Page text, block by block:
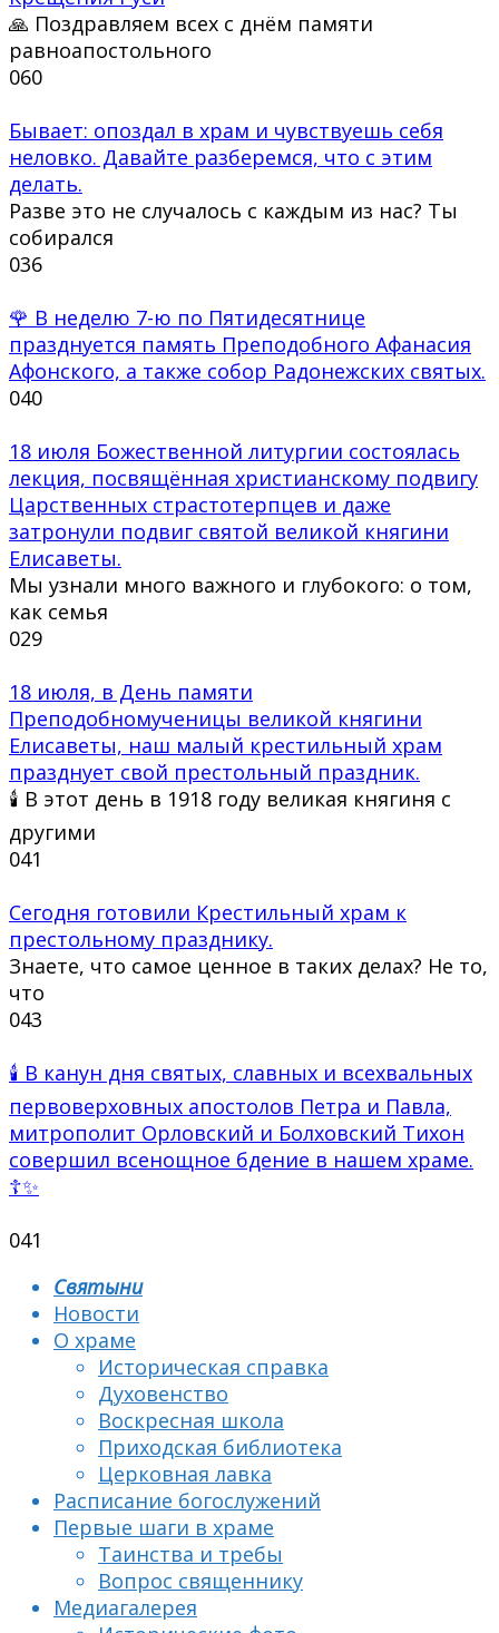
🙏 Поздравляем всех с днём памяти
равноапостольного
060
Бывает: опоздал в храм и чувствуешь себя
неловко. Давайте разберемся, что с этим
делать.
Разве это не случалось с каждым из нас? Ты
собирался
036
🌹 В неделю 7-ю по Пятидесятнице
празднуется память Преподобного Афанасия
Афонского, а также собор Радонежских святых.
040
18 июля Божественной литургии состоялась
лекция, посвящённая христианскому подвигу
Царственных страстотерпцев и даже
затронули подвиг святой великой княгини
Елисаветы.
Мы узнали много важного и глубокого: о том,
как семья
029
18 июля, в День памяти
Преподобномученицы великой княгини
Елисаветы, наш малый крестильный храм
празднует свой престольный праздник.
🕯 В этот день в 1918 году великая княгиня с
другими
041
Сегодня готовили Крестильный храм к
престольному празднику.
Знаете, что самое ценное в таких делах? Не то,
что
043
🕯 В канун дня святых, славных и всехвальных
первоверховных апостолов Петра и Павла,
митрополит Орловский и Болховский Тихон
совершил всенощное бдение в нашем храме.
☦✨
041
Святыни
Новости
О храме
Историческая справка
Духовенство
Воскресная школа
Приходская библиотека
Церковная лавка
Расписание богослужений
Первые шаги в храме
Таинства и требы
Вопрос священнику
Медиагалерея